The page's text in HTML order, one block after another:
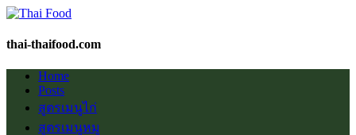
thai-thaifood.com
Home
Posts
สูตรเมนูไก่
สูตรเมนูหมู